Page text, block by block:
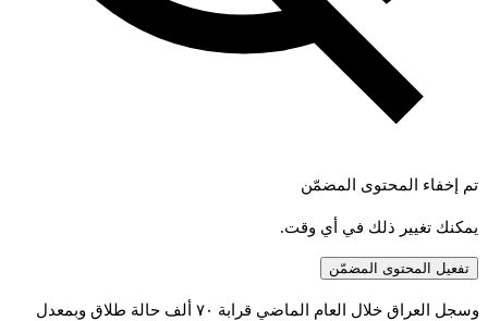
تم إخفاء المحتوى المضمّن
يمكنك تغيير ذلك في أي وقت.
تفعيل المحتوى المضمّن
وسجل العراق خلال العام الماضي قرابة ٧٠ ألف حالة طلاق وبمعدل